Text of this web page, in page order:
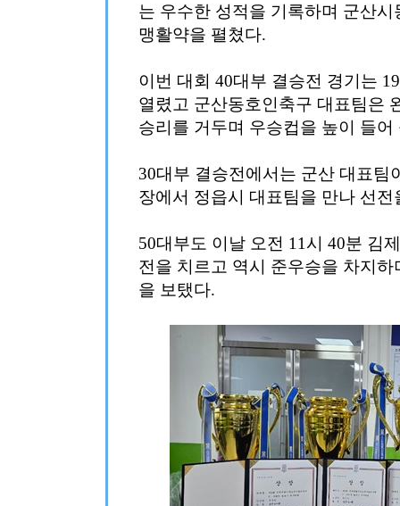
는 우수한 성적을 기록하며 군산
맹활약을 펼쳤다.
이번 대회 40대부 결승전 경기는
열렸고 군산동호인축구 대표팀은
승리를 거두며 우승컵을 높이 들어
30대부 결승전에서는 군산 대표팀
장에서 정읍시 대표팀을 만나 선
50대부도 이날 오전 11시 40분 김
전을 치르고 역시 준우승을 차지
을 보탰다.